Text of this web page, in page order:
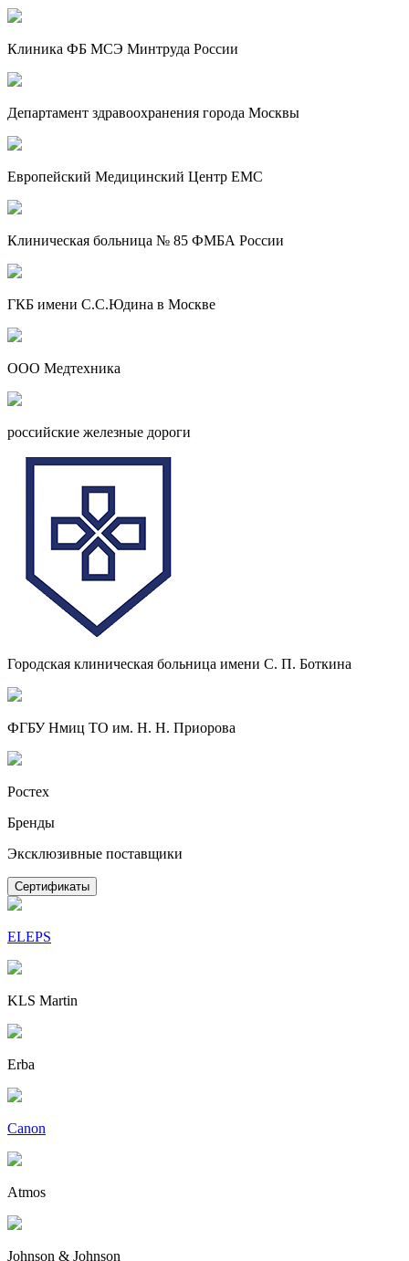
Клиника ФБ МСЭ Минтруда России
Департамент здравоохранения города Москвы
Европейский Медицинский Центр EMC
Клиническая больница № 85 ФМБА России
ГКБ имени С.С.Юдина в Москве
ООО Медтехника
российские железные дороги
Городская клиническая больница имени С. П. Боткина
ФГБУ Нмиц ТО им. Н. Н. Приорова
Ростех
Бренды
Эксклюзивные поставщики
Сертификаты
ELEPS
KLS Martin
Erba
Canon
Atmos
Johnson & Johnson